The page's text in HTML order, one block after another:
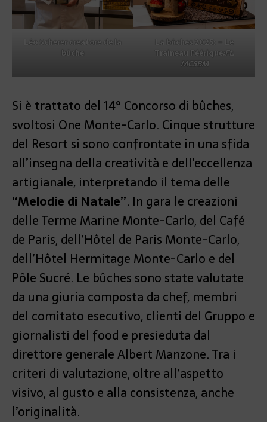
Léo Scherer creatore de la
bûche
La bûches 2025: – Le
Traineau Féérique:Ft.
MCSBM
Si è trattato del 14° Concorso di bûches,
svoltosi One Monte-Carlo. Cinque strutture
del Resort si sono confrontate in una sfida
all’insegna della creatività e dell’eccellenza
artigianale, interpretando il tema delle
“Melodie di Natale”. In gara le creazioni
delle Terme Marine Monte-Carlo, del Café
de Paris, dell’Hôtel de Paris Monte-Carlo,
dell’Hôtel Hermitage Monte-Carlo e del
Pôle Sucré. Le bûches sono state valutate
da una giuria composta da chef, membri
del comitato esecutivo, clienti del Gruppo e
giornalisti del food e presieduta dal
direttore generale Albert Manzone. Tra i
criteri di valutazione, oltre all’aspetto
visivo, al gusto e alla consistenza, anche
l’originalità.